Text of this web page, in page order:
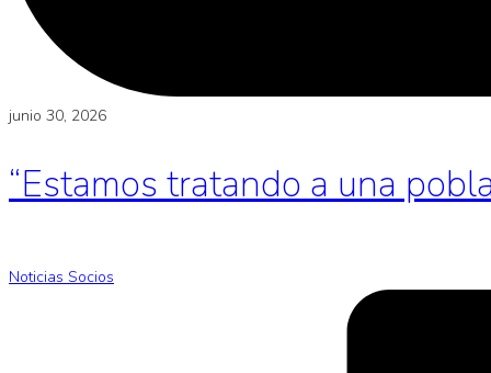
junio 30, 2026
“Estamos tratando a una
Noticias Socios